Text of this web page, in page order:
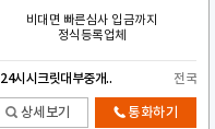
비대면 빠른심사 입금까지
정식등록업체
24시시크릿대부중개.. 전국
상세보기 통화하기